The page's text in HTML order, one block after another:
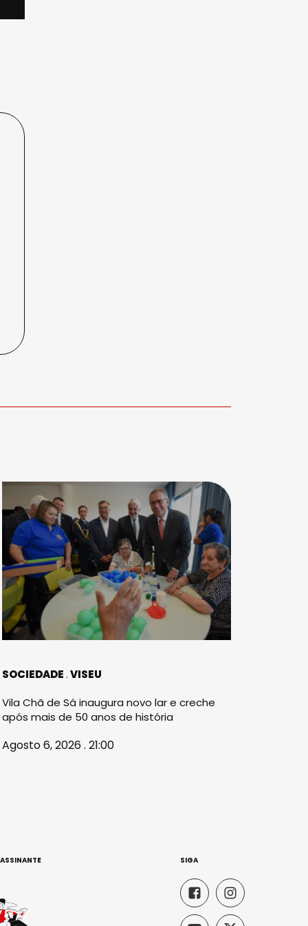
SOCIEDADE VISEU
Vila Chã de Sá inaugura novo lar e creche
após mais de 50 anos de história
Agosto 6, 2026 . 21:00
SIGA